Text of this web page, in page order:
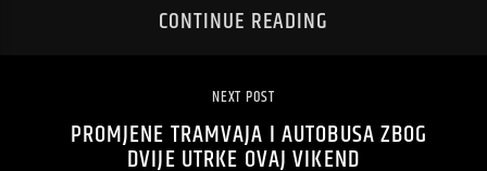
CONTINUE READING
NEXT POST
PROMJENE TRAMVAJA I AUTOBUSA ZBOG
DVIJE UTRKE OVAJ VIKEND